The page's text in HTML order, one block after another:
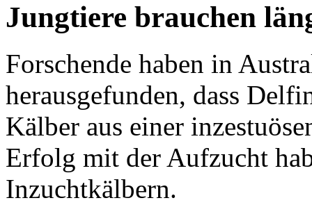
Jungtiere brauchen
Forschende haben in
herausgefunden, dass
Kälber aus einer
Erfolg mit der Aufzucht
Inzuchtkälbern.